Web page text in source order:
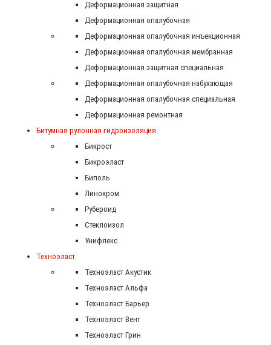
Деформационная защитная
Деформационная опалубочная
Деформационная опалубочная инъекционная
Деформационная опалубочная мембранная
Деформационная защитная специальная
Деформационная опалубочная набухающая
Деформационная опалубочная специальная
Деформационная ремонтная
Битумная рулонная гидроизоляция
Бикрост
Бикроэласт
Биполь
Линокром
Рубероид
Стеклоизол
Унифлекс
Техноэласт
Техноэласт Акустик
Техноэласт Альфа
Техноэласт Барьер
Техноэласт Вент
Техноэласт Грин